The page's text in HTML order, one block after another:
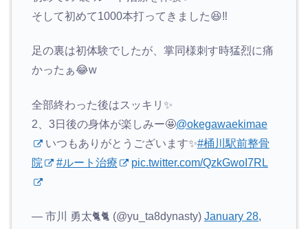
そして初めて1000本打ってきました😆‼️
足の裏は初体験でしたが、掌同様刺す時猛烈に痛
かったぁ😂w
全部終わった後はスッキリ✨
2、3日後の身体が楽しみー🤩@okegawaekimae
いつもありがとうございます✨#桶川駅前整骨
院
#ルート治療 pic.twitter.com/QzkGwoI7RL
— 市川 勇太🐈🐈 (@yu_ta8dynasty) January 28,